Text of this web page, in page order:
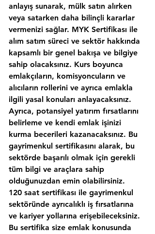
anlayış sunarak, mülk satın alırken
veya satarken daha bilinçli kararlar
vermenizi sağlar. MYK Sertifikası ile
alım satım süreci ve sektör hakkında
kapsamlı bir genel bakışa ve bilgiye
sahip olacaksınız. Kurs boyunca
emlakçıların, komisyoncuların ve
alıcıların rollerini ve ayrıca emlakla
ilgili yasal konuları anlayacaksınız.
Ayrıca, potansiyel yatırım fırsatlarını
belirleme ve kendi emlak işinizi
kurma becerileri kazanacaksınız. Bu
gayrimenkul sertifikasını alarak, bu
sektörde başarılı olmak için gerekli
tüm bilgi ve araçlara sahip
olduğunuzdan emin olabilirsiniz.
120 saat sertifikası ile gayrimenkul
sektöründe ayrıcalıklı iş fırsatlarına
ve kariyer yollarına erişebileceksiniz.
Bu sertifika size emlak konusunda